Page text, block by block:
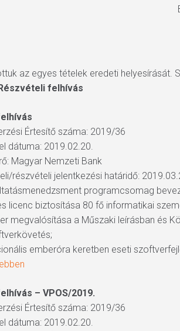
to close
az egyes tételek eredeti helyesírását.
felhívás
Értesítő száma: 2019/36
dátuma: 2019.02.20.
Magyar Nemzeti Bank
részvételi jelentkezési határidő:
programcsomag
licenc biztosítása 80 fő informatikai
megvalósítása a Műszaki leírásban és
emberóra keretben eseti
– VPOS/2019.
Értesítő száma: 2019/36
dátuma: 2019.02.20.